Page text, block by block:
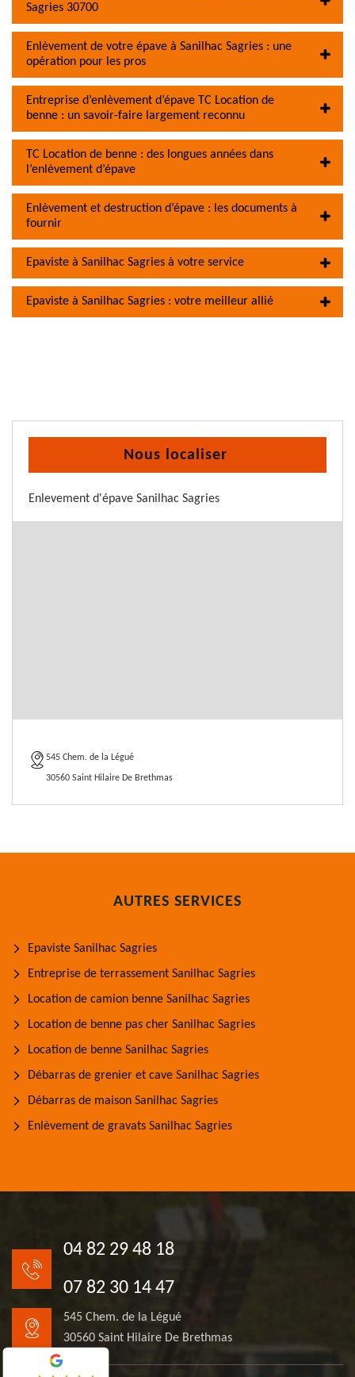
Sagries 30700
Enlèvement de votre épave à Sanilhac Sagries : une
opération pour les pros
Entreprise d’enlèvement d’épave TC Location de
benne : un savoir-faire largement reconnu
TC Location de benne : des longues années dans
l’enlèvement d’épave
Enlèvement et destruction d’épave : les documents à
fournir
Epaviste à Sanilhac Sagries à votre service
Epaviste à Sanilhac Sagries : votre meilleur allié
Nous localiser
Enlevement d'épave Sanilhac Sagries
545 Chem. de la Légué
30560 Saint Hilaire De Brethmas
AUTRES SERVICES
Epaviste Sanilhac Sagries
Entreprise de terrassement Sanilhac Sagries
Location de camion benne Sanilhac Sagries
Location de benne pas cher Sanilhac Sagries
Location de benne Sanilhac Sagries
Débarras de grenier et cave Sanilhac Sagries
Débarras de maison Sanilhac Sagries
Enlèvement de gravats Sanilhac Sagries
04 82 29 48 18
07 82 30 14 47
545 Chem. de la Légué
30560 Saint Hilaire De Brethmas